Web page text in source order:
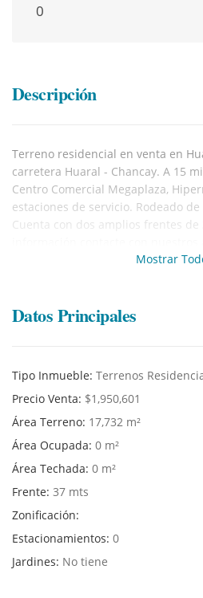
0
Descripción
Terreno residencial en venta en
carretera Huaral - Chancay. A 15
Centro Comercial Megaplaza,
estaciones de servicio. Rodeado
Cuenta con dos amplios frentes de
Mostrar
Datos Principales
Tipo Inmueble: Terrenos
Precio Venta: $1,950,601
Área Terreno: 17,732 m²
Área Ocupada: 0 m²
Área Techada: 0 m²
Frente: 37 mts
Zonificación:
Estacionamientos: 0
Jardines: No tiene